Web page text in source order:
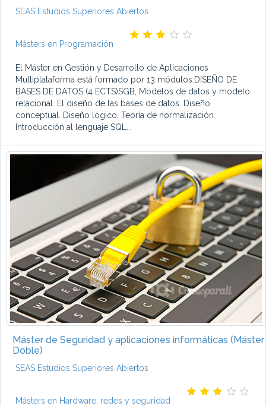
SEAS Estudios Superiores Abiertos
Másters en Programación
El Máster en Gestión y Desarrollo de Aplicaciones
Multiplataforma está formado por 13 módulos:DISEÑO DE
BASES DE DATOS (4 ECTS)SGB, Modelos de datos y modelo
relacional. El diseño de las bases de datos. Diseño
conceptual. Diseño lógico. Teoría de normalización.
Introducción al lenguaje SQL...
Máster de Seguridad y aplicaciones informáticas (Máster
Doble)
SEAS Estudios Superiores Abiertos
Másters en Hardware, redes y seguridad